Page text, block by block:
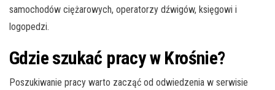
samochodów ciężarowych, operatorzy dźwigów, księgowi i
logopedzi.
Gdzie szukać pracy w Krośnie?
Poszukiwanie pracy warto zacząć od odwiedzenia w serwisie